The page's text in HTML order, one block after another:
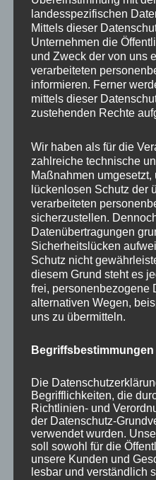
MP Mario Porten
Beratung
Training
Coaching
Impulsvorträge
NEWS
Your email:
KATEGORIEN
Aktuelle Fakten und
Aktuelles vom MP
Allgemein
Impulse zur
landesspezifischen
Mittels dieser
Unternehmen die
und Zweck der von uns
verarbeiteten
informieren. Ferner
mittels dieser
zustehenden Rechte
Wir haben als für die
zahlreiche technische
Maßnahmen
lückenlosen Schutz der
verarbeiteten
sicherzustellen.
Datenübertragungen
Sicherheitslücken
Schutz nicht
diesem Grund steht es
frei, personenbezogene
alternativen Wegen,
uns zu übermitteln.
Begriffsbestimmungen
Die
Begrifflichkeiten, die
Richtlinien- und
der Datenschutz-
verwendet wurden.
soll sowohl für die
unsere Kunden und
lesbar und verständlich